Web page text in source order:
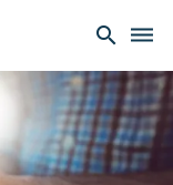
search dehaze